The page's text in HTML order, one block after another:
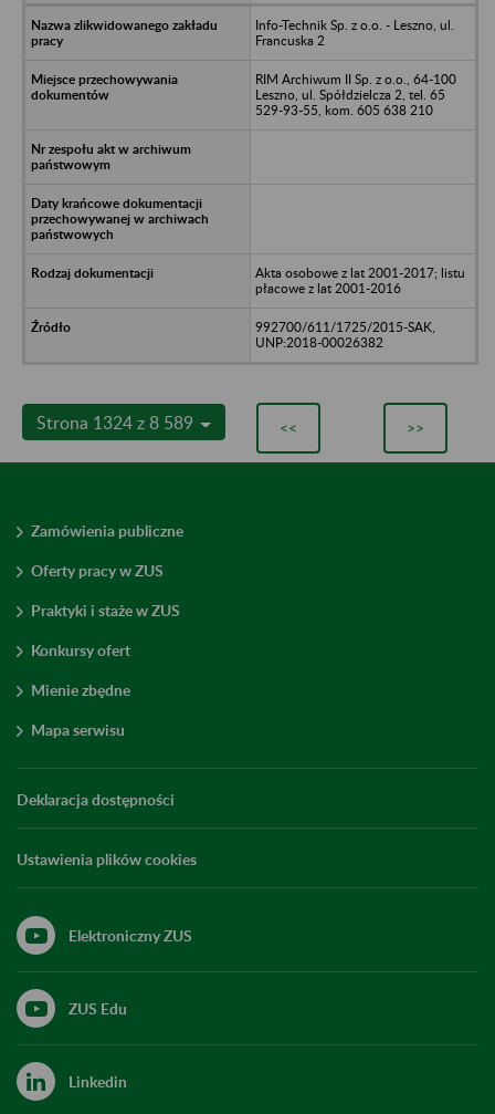
Info-Technik Sp. z o.o. - Leszno, ul.
Francuska 2
RIM Archiwum II Sp. z o.o., 64-100
Leszno, ul. Spółdzielcza 2, tel. 65
529-93-55, kom. 605 638 210
Akta osobowe z lat 2001-2017; listu
płacowe z lat 2001-2016
992700/611/1725/2015-SAK,
UNP:2018-00026382
Strona 1324 z 8 589 << >>
Zamówienia publiczne
Oferty pracy w ZUS
Praktyki i staże w ZUS
Konkursy ofert
Mienie zbędne
Mapa serwisu
Deklaracja dostępności
Ustawienia plików cookies
Elektroniczny ZUS
ZUS Edu
Linkedin